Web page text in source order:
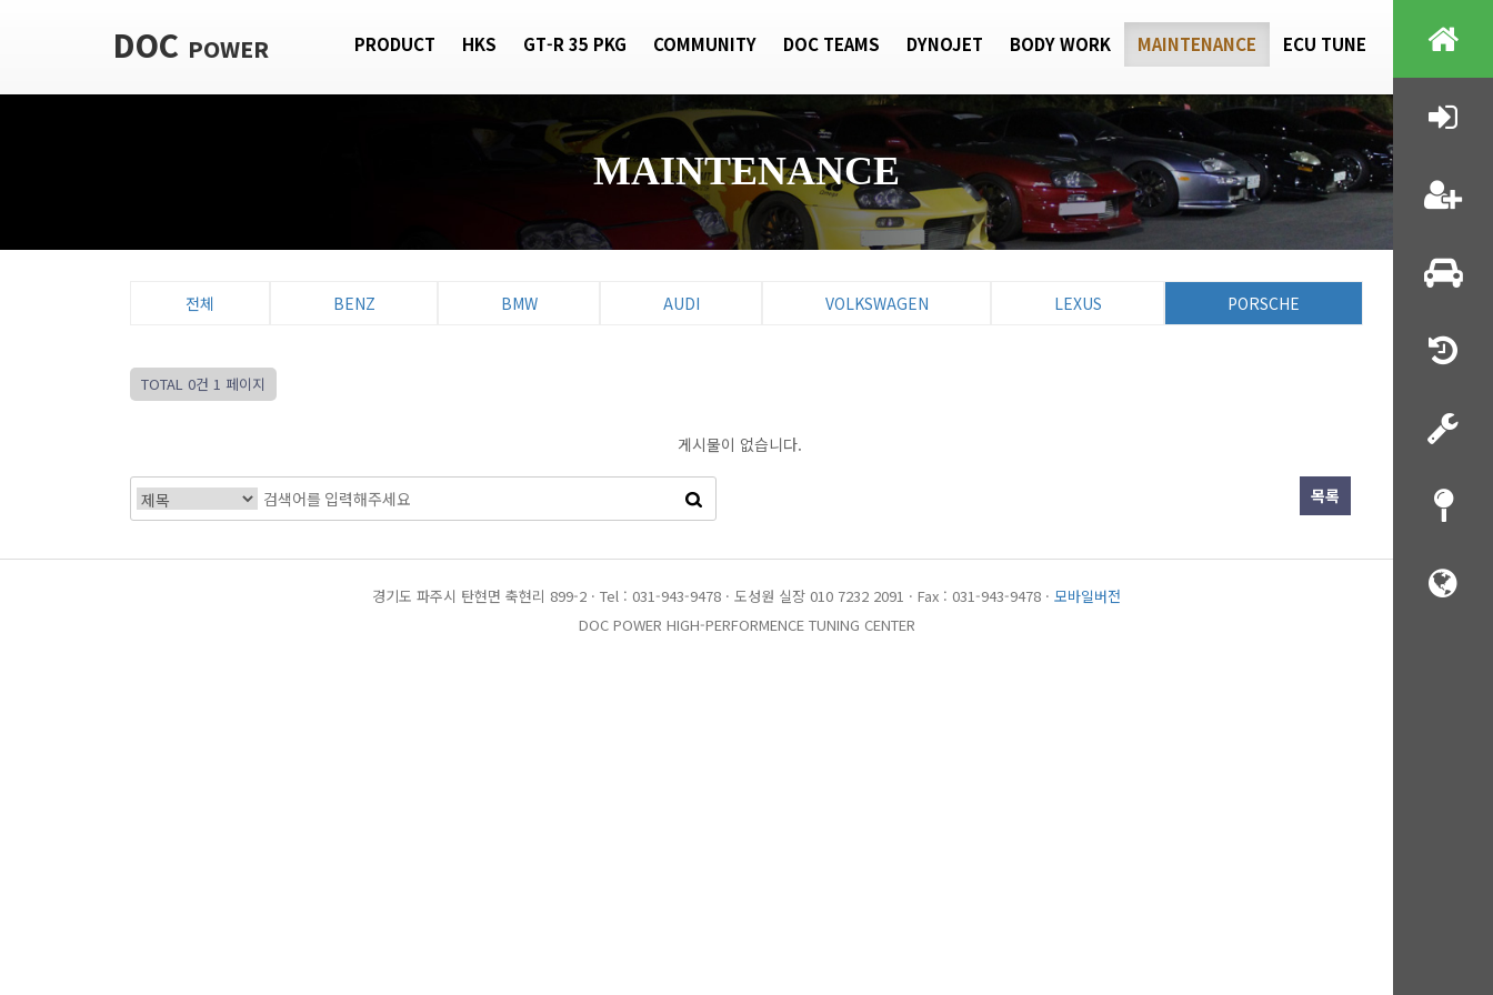
DOC POWER PRODUCT HKS GT-R 35 PKG COMMUNITY DOC TEAMS DYNOJET BODY WORK MAINTENANCE ECU TUNE
MAINTENANCE
전체 BENZ BMW AUDI VOLKSWAGEN LEXUS PORSCHE
TOTAL 0건 1 페이지
게시물이 없습니다.
목록
경기도 파주시 탄현면 축현리 899-2 · Tel : 031-943-9478 · 도성원 실장 010 7232 2091 · Fax : 031-943-9478 · 모바일버전
DOC POWER HIGH-PERFORMENCE TUNING CENTER